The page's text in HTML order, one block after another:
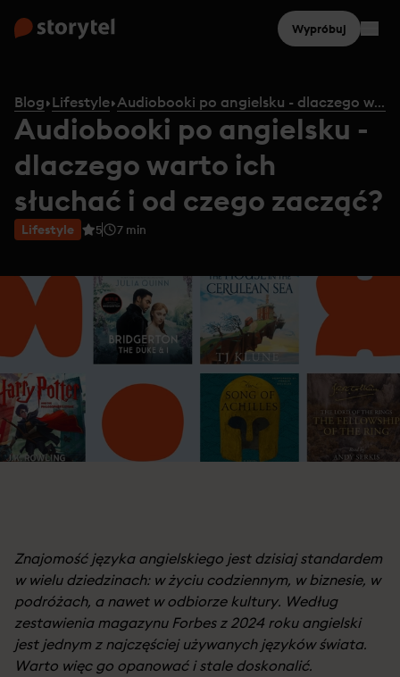
Wypróbuj
Blog Lifestyle Audiobooki po angielsku - dlaczego warto ich słuchać i od czego zacząć?
Audiobooki po angielsku -
dlaczego warto ich
słuchać i od czego zacząć?
Lifestyle 5 7 min
Znajomość języka angielskiego jest dzisiaj standardem
w wielu dziedzinach: w życiu codziennym, w biznesie, w
podróżach, a nawet w odbiorze kultury. Według
zestawienia magazynu Forbes z 2024 roku angielski
jest jednym z najczęściej używanych języków świata.
Warto więc go opanować i stale doskonalić.